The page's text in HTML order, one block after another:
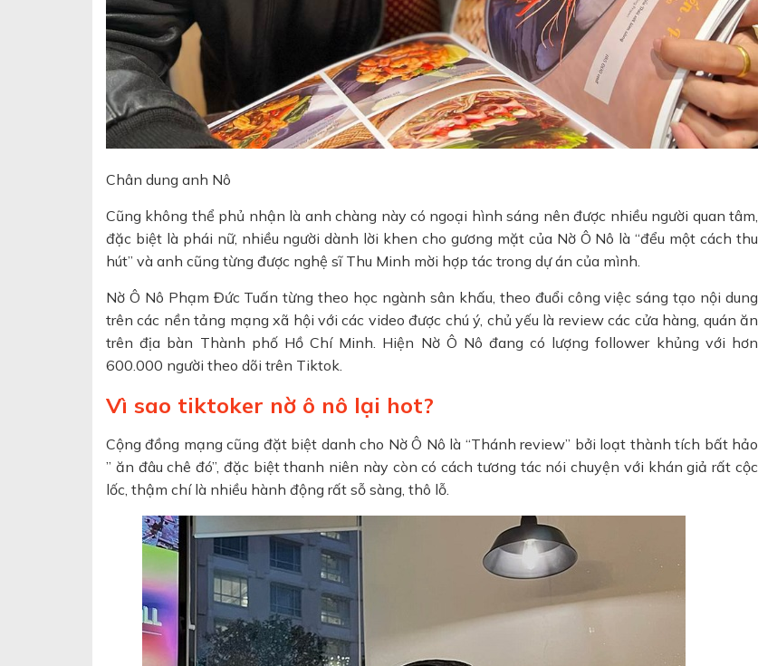
Chân dung anh Nô
Cũng không thể phủ nhận là anh chàng này có ngoại hình sáng nên được nhiều người quan tâm,
đặc biệt là phái nữ, nhiều người dành lời khen cho gương mặt của Nờ Ô Nô là “đểu một cách thu
hút” và anh cũng từng được nghệ sĩ Thu Minh mời hợp tác trong dự án của mình.
Nờ Ô Nô Phạm Đức Tuấn từng theo học ngành sân khấu, theo đuổi công việc sáng tạo nội dung
trên các nền tảng mạng xã hội với các video được chú ý, chủ yếu là review các cửa hàng, quán ăn
trên địa bàn Thành phố Hồ Chí Minh. Hiện Nờ Ô Nô đang có lượng follower khủng với hơn
600.000 người theo dõi trên Tiktok.
Vì sao tiktoker nờ ô nô lại hot?
Cộng đồng mạng cũng đặt biệt danh cho Nờ Ô Nô là “Thánh review” bởi loạt thành tích bất hảo
” ăn đâu chê đó”, đặc biệt thanh niên này còn có cách tương tác nói chuyện với khán giả rất cộc
lốc, thậm chí là nhiều hành động rất sỗ sàng, thô lỗ.